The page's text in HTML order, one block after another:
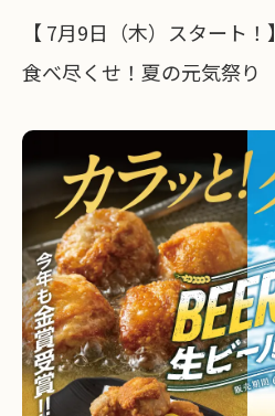
【 7月9日（木）スタート！】
食べ尽くせ！夏の元気祭り